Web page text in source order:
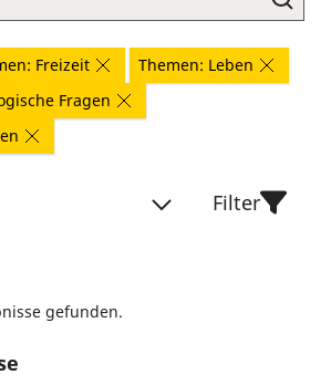
Freizeit
Themen: Leben
Fragen
Filter
gefunden.